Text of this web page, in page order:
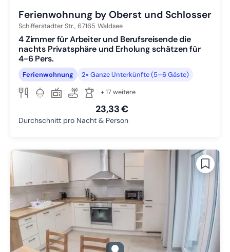
Ferienwohnung by Oberst und Schlosser
Schifferstadter Str., 67165 Waldsee
4 Zimmer für Arbeiter und Berufsreisende die
nachts Privatsphäre und Erholung schätzen für
4-6 Pers.
Ferienwohnung 2× Ganze Unterkünfte (5–6 Gäste)
+ 17 weitere
23,33 €
Durchschnitt pro Nacht & Person